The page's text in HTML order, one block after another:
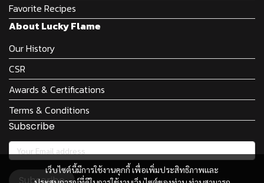
เว็บไซต์นี้มีการใช้งานคุกกี้ เพื่อเพิ่มประสิทธิภาพและ
Favorite Recipes
About Lucky Flame
Our History
CSR
Awards & Certifications
Terms & Conditions
Subscribe
Subscribe